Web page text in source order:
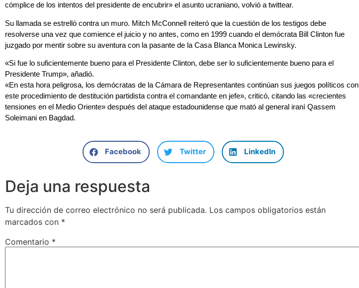
cómplice de los intentos del presidente de encubrir» el asunto ucraniano, volvió a twittear.
Su llamada se estrelló contra un muro. Mitch McConnell reiteró que la cuestión de los testigos debe
resolverse una vez que comience el juicio y no antes, como en 1999 cuando el demócrata Bill Clinton fue
juzgado por mentir sobre su aventura con la pasante de la Casa Blanca Monica Lewinsky.
«Si fue lo suficientemente bueno para el Presidente Clinton, debe ser lo suficientemente bueno para el
Presidente Trump», añadió.
«En esta hora peligrosa, los demócratas de la Cámara de Representantes continúan sus juegos políticos con
este procedimiento de destitución partidista contra el comandante en jefe», criticó, citando las «crecientes
tensiones en el Medio Oriente» después del ataque estadounidense que mató al general iraní Qassem
Soleimani en Bagdad.
Facebook Twitter LinkedIn
Deja una respuesta
Tu dirección de correo electrónico no será publicada. Los campos obligatorios están
marcados con *
Comentario *